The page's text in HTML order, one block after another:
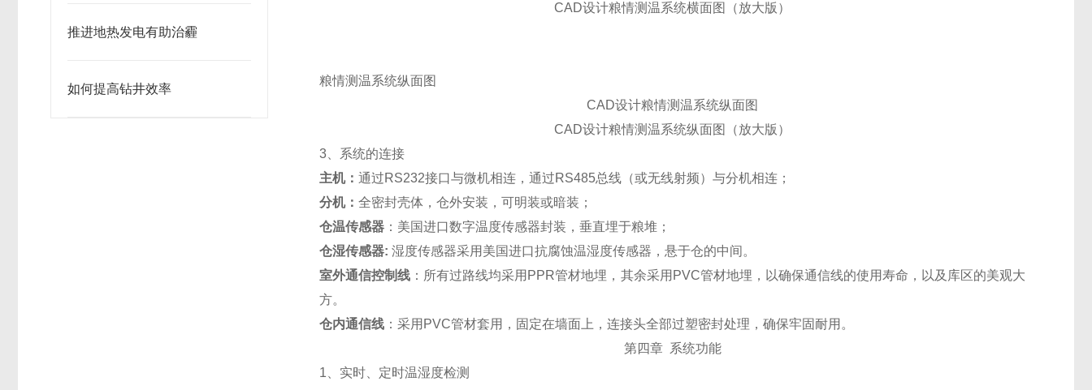
推进地热发电有助治霾
如何提高钻井效率
CAD设计粮情测温系统横面图（放大版）
粮情测温系统纵面图
CAD设计粮情测温系统纵面图
CAD设计粮情测温系统纵面图（放大版）
3 、系统的连接
主机：通过RS232接口与微机相连，通过RS485总线（或无线射频）与分机相连；
分机：全密封壳体，仓外安装，可明装或暗装；
仓温传感器 ：美国进口数字温度传感器封装，垂直埋于粮堆；
仓湿传感器: 湿度传感器采用美国进口抗腐蚀温湿度传感器，悬于仓的中间。
室外通信控制线 ：所有过路线均采用 PPR管材地埋，其余采用 PVC管材地埋，以确保通信线的使用寿命，以及库区的美观大
方。
仓内通信线 ：采用 PVC管材套用，固定在墙面上，连接头全部过塑密封处理，确保牢固耐用。
第四章 系统功能
1 、实时、定时温湿度检测